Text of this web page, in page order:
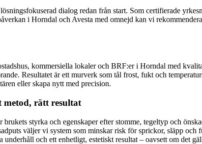
dialog redan från start. Som certifierade
i Horndal och Avesta med omnejd kan vi
kommersiella lokaler och BRF:er i Horndal med
Resultatet är ett murverk som tål frost, fukt och
eller skapa nytt med precision.
rätt resultat
styrka och egenskaper efter stomme, tegeltyp och
väljer vi system som minskar risk för sprickor, släpp
och ett enhetligt, estetiskt resultat – oavsett om det